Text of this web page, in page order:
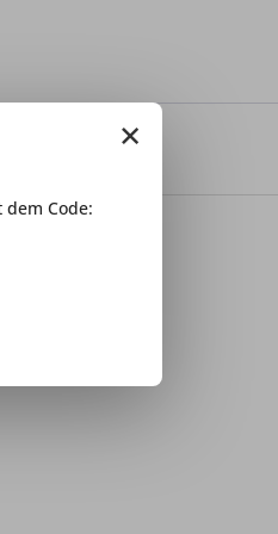
×
Code: